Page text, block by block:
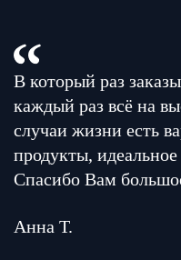
В который раз
каждый раз всё на
случаи жизни есть
продукты,
Спасибо Вам
Анна Т.